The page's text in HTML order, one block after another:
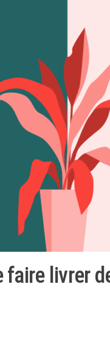
faire livrer